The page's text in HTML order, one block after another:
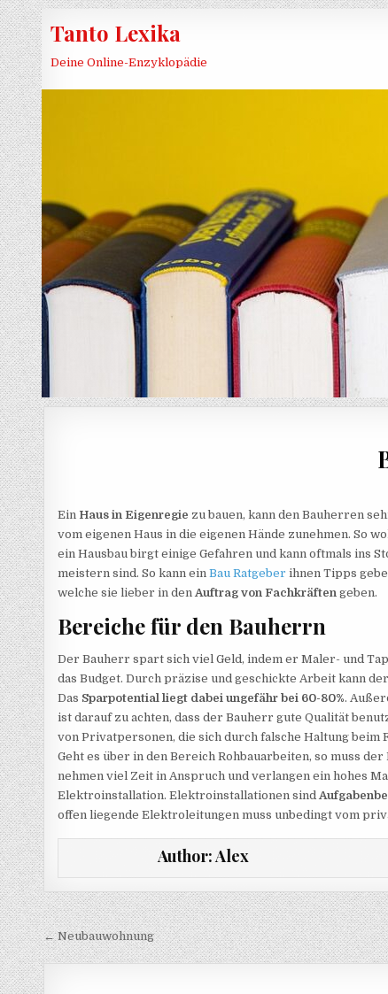
Skip to content
Tanto Lexika
Deine Online-Enzyklopädie
Ein Haus in Eigenregie zu bauen, kann den Bauherren
vom eigenen Haus in die eigenen Hände zunehmen. So
ein Hausbau birgt einige Gefahren und kann oftmals ins
meistern sind. So kann einBau Ratgeberihnen Tipps
welche sie lieber in denAuftrag von Fachkräften geben.
Bereiche für den Bauherrn
Der Bauherr spart sich viel Geld, indem er Maler- und
das Budget. Durch präzise und geschickte Arbeit kann
Das Sparpotential liegt dabei ungefähr bei 60-80%.
ist darauf zu achten, dass der Bauherr gute Qualität
von Privatpersonen, die sich durch falsche Haltung beim
Geht es über in den Bereich Rohbauarbeiten, so muss
nehmen viel Zeit in Anspruch und verlangen ein hohes
Elektroinstallation. Elektroinstallationen sind
offen liegende Elektroleitungen muss unbedingt vom
Author:Alex
Beitragsnavigation
← Neubauwohnung